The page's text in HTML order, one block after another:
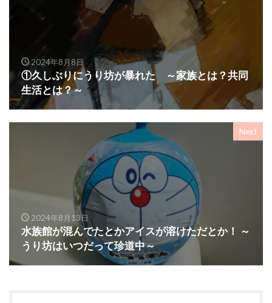
2024年8月8日
①久しぶりにうり坊が暴れた ～家族とは？共同
生活とは？～
Next
2024年8月13日
水族館が混んでたとかアイスが溶けただとか！ ～
うり坊はいつだって珍道中～